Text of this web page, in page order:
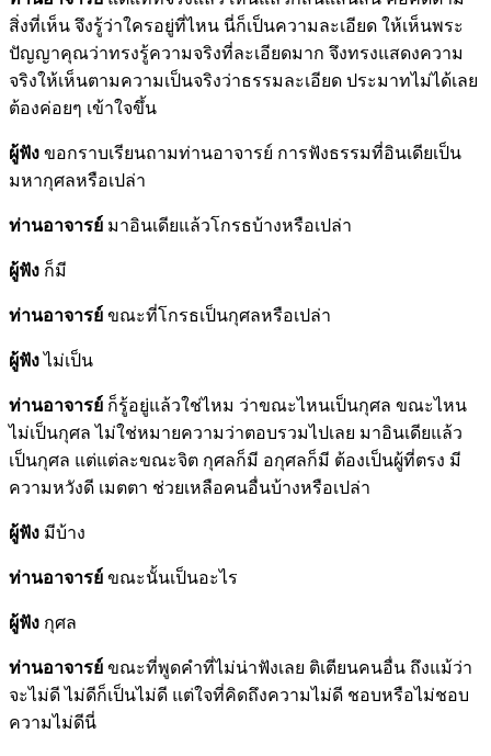
สิ่งที่เห็น จึงรู้ว่าใครอยู่ที่ไหน นี่ก็เป็นความละเอียด ให้เห็นพระ
ปัญญาคุณว่าทรงรู้ความจริงที่ละเอียดมาก จึงทรงแสดงความ
จริงให้เห็นตามความเป็นจริงว่าธรรมละเอียด ประมาทไม่ได้เลย
ต้องค่อยๆ เข้าใจขึ้น
ผู้ฟัง ขอกราบเรียนถามท่านอาจารย์ การฟังธรรมที่อินเดียเป็น
มหากุศลหรือเปล่า
ท่านอาจารย์ มาอินเดียแล้วโกรธบ้างหรือเปล่า
ผู้ฟัง ก็มี
ท่านอาจารย์ ขณะที่โกรธเป็นกุศลหรือเปล่า
ผู้ฟังไม่เป็น
ท่านอาจารย์ ก็รู้อยู่แล้วใช่ไหม ว่าขณะไหนเป็นกุศล ขณะไหน
ไม่เป็นกุศล ไม่ใช่หมายความว่าตอบรวมไปเลย มาอินเดียแล้ว
เป็นกุศล แต่แต่ละขณะจิต กุศลก็มี อกุศลก็มี ต้องเป็นผู้ที่ตรง มี
ความหวังดี เมตตา ช่วยเหลือคนอื่นบ้างหรือเปล่า
ผู้ฟัง มีบ้าง
ท่านอาจารย์ ขณะนั้นเป็นอะไร
ผู้ฟัง กุศล
ท่านอาจารย์ ขณะที่พูดคำที่ไม่น่าฟังเลย ติเตียนคนอื่น ถึงแม้ว่า
จะไม่ดี ไม่ดีก็เป็นไม่ดี แต่ใจที่คิดถึงความไม่ดี ชอบหรือไม่ชอบ
ความไม่ดีนี่